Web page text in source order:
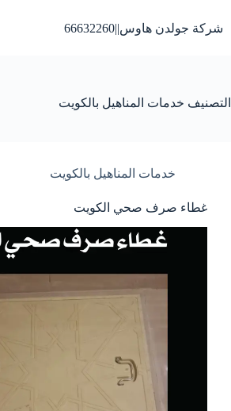
إلى
المحتوى
شركة جولدن هاوس||66632260
التصنيف خدمات المناهيل بالكويت
خدمات المناهيل بالكويت
غطاء صرف صحي الكويت